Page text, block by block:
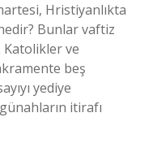
Hristiyanlıkta
nedir? Bunlar vaftiz
ve
beş
yediye
itirafı